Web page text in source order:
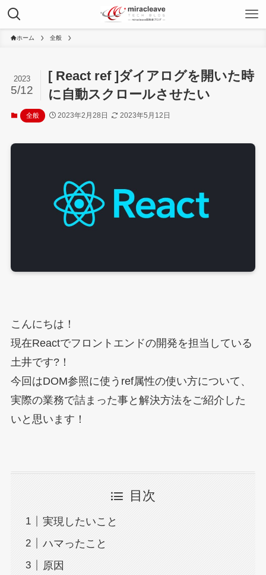
ホーム 全般
[ React ref ]ダイアログを開いた時
に自動スクロールさせたい
2023
5/12
全般 2023年2月28日 2023年5月12日
こんにちは！
現在Reactでフロントエンドの開発を担当している
土井です?！
今回はDOM参照に使うref属性の使い方について、
実際の業務で詰まった事と解決方法をご紹介した
いと思います！
目次
実現したいこと
ハマったこと
原因